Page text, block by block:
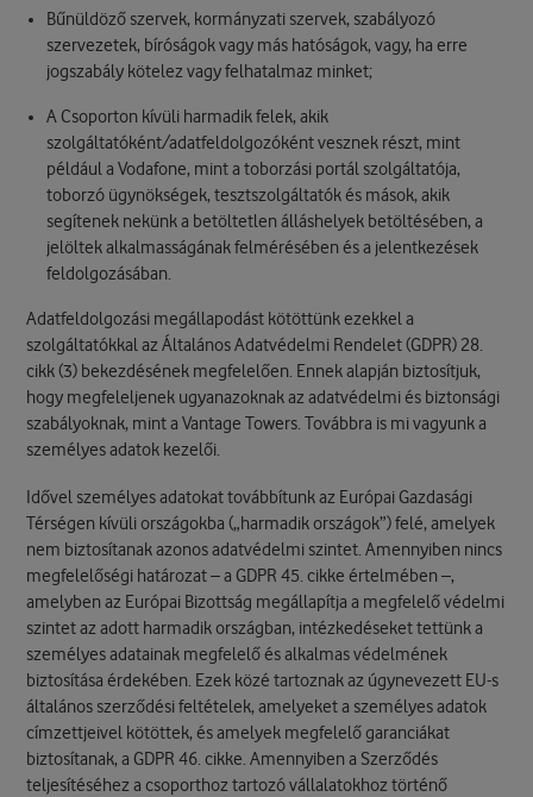
Bűnüldöző szervek, kormányzati szervek, szabályozó
szervezetek, bíróságok vagy más hatóságok, vagy, ha erre
jogszabály kötelez vagy felhatalmaz minket;
A Csoporton kívüli harmadik felek, akik
szolgáltatóként/adatfeldolgozóként vesznek részt, mint
például a Vodafone, mint a toborzási portál szolgáltatója,
toborzó ügynökségek, tesztszolgáltatók és mások, akik
segítenek nekünk a betöltetlen álláshelyek betöltésében, a
jelöltek alkalmasságának felmérésében és a jelentkezések
feldolgozásában.
Adatfeldolgozási megállapodást kötöttünk ezekkel a
szolgáltatókkal az Általános Adatvédelmi Rendelet (GDPR) 28.
cikk (3) bekezdésének megfelelően. Ennek alapján biztosítjuk,
hogy megfeleljenek ugyanazoknak az adatvédelmi és biztonsági
szabályoknak, mint a Vantage Towers. Továbbra is mi vagyunk a
személyes adatok kezelői.
Idővel személyes adatokat továbbítunk az Európai Gazdasági
Térségen kívüli országokba („harmadik országok”) felé, amelyek
nem biztosítanak azonos adatvédelmi szintet. Amennyiben nincs
megfelelőségi határozat – a GDPR 45. cikke értelmében –,
amelyben az Európai Bizottság megállapítja a megfelelő védelmi
szintet az adott harmadik országban, intézkedéseket tettünk a
személyes adatainak megfelelő és alkalmas védelmének
biztosítása érdekében. Ezek közé tartoznak az úgynevezett EU-s
általános szerződési feltételek, amelyeket a személyes adatok
címzettjeivel kötöttek, és amelyek megfelelő garanciákat
biztosítanak, a GDPR 46. cikke. Amennyiben a Szerződés
teljesítéséhez a csoporthoz tartozó vállalatokhoz történő